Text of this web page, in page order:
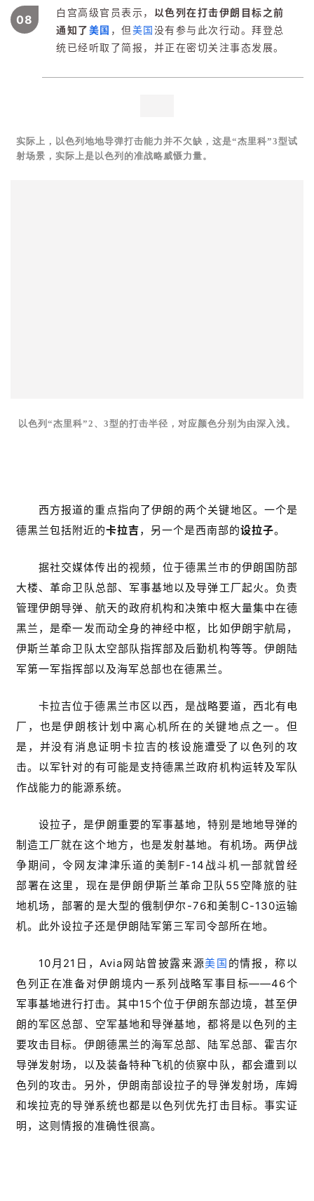
08
白宫高级官员表示， 以色列在打击伊朗目标之前
通知了美国 ，但美国没有参与此次行动。拜登总
统已经听取了简报，并正在密切关注事态发展。
实际上，以色列地地导弹打击能力并不欠缺，这是“杰里科”3型试
射场景，实际上是以色列的准战略威慑力量。
以色列“杰里科”2、3型的打击半径，对应颜色分别为由深入浅。
西方报道的重点指向了伊朗的两个关键地区。一个是
德黑兰包括附近的卡拉吉，另一个是西南部的设拉子。
据社交媒体传出的视频，位于德黑兰市的伊朗国防部
大楼、革命卫队总部、军事基地以及导弹工厂起火。负责
管理伊朗导弹、航天的政府机构和决策中枢大量集中在德
黑兰，是牵一发而动全身的神经中枢，比如伊朗宇航局，
伊斯兰革命卫队太空部队指挥部及后勤机构等等。伊朗陆
军第一军指挥部以及海军总部也在德黑兰。
卡拉吉位于德黑兰市区以西，是战略要道，西北有电
厂，也是伊朗核计划中离心机所在的关键地点之一。但
是，并没有消息证明卡拉吉的核设施遭受了以色列的攻
击。以军针对的有可能是支持德黑兰政府机构运转及军队
作战能力的能源系统。
设拉子，是伊朗重要的军事基地，特别是地地导弹的
制造工厂就在这个地方，也是发射基地。有机场。两伊战
争期间，令网友津津乐道的美制F-14战斗机一部就曾经
部署在这里，现在是伊朗伊斯兰革命卫队55空降旅的驻
地机场，部署的是大型的俄制伊尔-76和美制C-130运输
机。此外设拉子还是伊朗陆军第三军司令部所在地。
10月21日，Avia网站曾披露来源美国 的情报，称以
色列正在准备对伊朗境内一系列战略军事目标——46个
军事基地进行打击。其中15个位于伊朗东部边境，甚至伊
朗的军区总部、空军基地和导弹基地，都将是以色列的主
要攻击目标。伊朗德黑兰的海军总部、陆军总部、霍吉尔
导弹发射场，以及装备特种飞机的侦察中队，都会遭到以
色列的攻击。另外，伊朗南部设拉子的导弹发射场，库姆
和埃拉克的导弹系统也都是以色列优先打击目标。事实证
明，这则情报的准确性很高。